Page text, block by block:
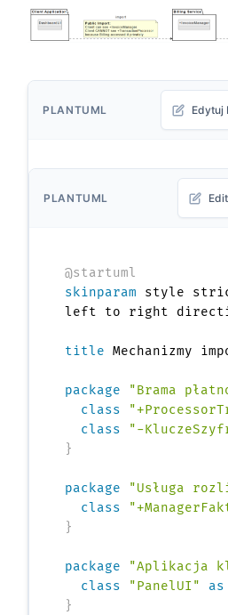
PLANTUML Edytuj
PLANTUML
@startuml
skinparam style
left to right
title Mechanizmy
package "Brama
class
class
"-
}
package "Usługa
class
}
package "Aplikacja
class
"PanelUI" as
}